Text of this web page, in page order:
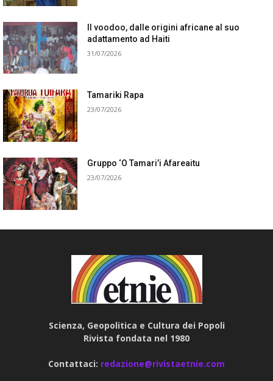
Il voodoo, dalle origini africane al suo
adattamento ad Haiti
31/07/2026
Tamariki Rapa
23/07/2026
Gruppo ‘O Tamari’i Afareaitu
23/07/2026
Scienza, Geopolitica e Cultura dei Popoli
Rivista fondata nel 1980
Contattaci: redazione@rivistaetnie.com